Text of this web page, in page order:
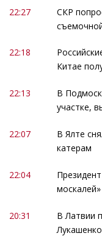
22:27
СКР
22:18
Китае
22:13
В
участке,
22:07
В Ялте
катерам
22:04
москалей»
20:31
В Латвии
Лукашенко